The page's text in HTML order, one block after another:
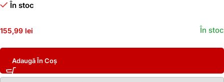
În stoc
155,99 lei În stoc
Adaugă În Coș